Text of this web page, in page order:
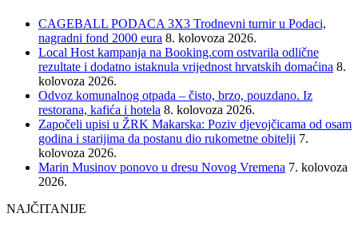
CAGEBALL PODACA 3X3 Trodnevni turnir u Podaci,
nagradni fond 2000 eura 8. kolovoza 2026.
Local Host kampanja na Booking.com ostvarila odlične
rezultate i dodatno istaknula vrijednost hrvatskih domaćina 8.
kolovoza 2026.
Odvoz komunalnog otpada – čisto, brzo, pouzdano. Iz
restorana, kafića i hotela 8. kolovoza 2026.
Započeli upisi u ŽRK Makarska: Poziv djevojčicama od osam
godina i starijima da postanu dio rukometne obitelji 7.
kolovoza 2026.
Marin Musinov ponovo u dresu Novog Vremena 7. kolovoza
2026.
NAJČITANIJE